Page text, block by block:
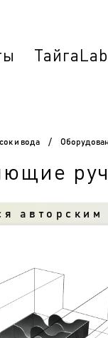
ТайгаLab
и вода /
авторским